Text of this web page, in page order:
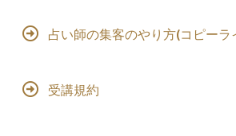
占い師の集客のやり方(コピーラ
受講規約